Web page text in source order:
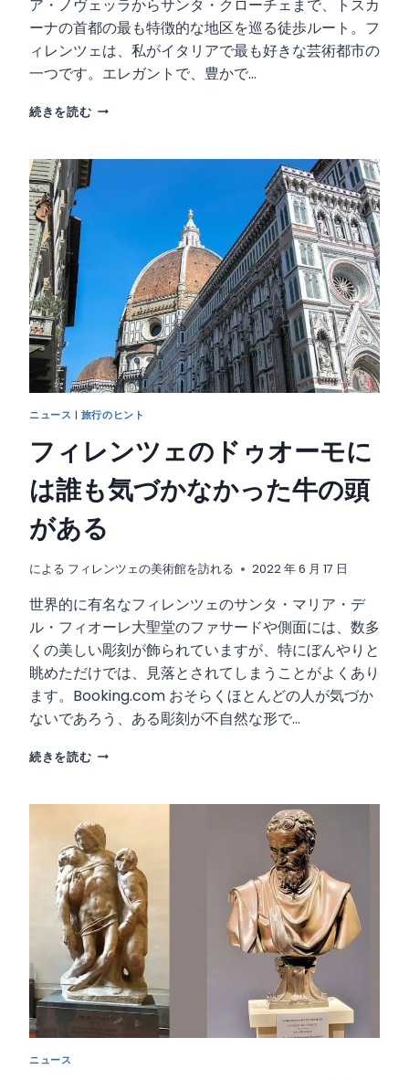
ア・ノヴェッラからサンタ・クローチェまで、トスカ
ーナの首都の最も特徴的な地区を巡る徒歩ルート。フ
ィレンツェは、私がイタリアで最も好きな芸術都市の
一つです。エレガントで、豊かで…
続きを読むフ
ン
ツ
も
の
ニュース | 旅行のヒント
フィレンツェのドゥオーモに
は誰も気づかなかった牛の頭
がある
による フィレンツェの美術館を訪れる 2022 年 6 月 17 日
世界的に有名なフィレンツェのサンタ・マリア・デ
ル・フィオーレ大聖堂のファサードや側面には、数多
くの美しい彫刻が飾られていますが、特にぼんやりと
眺めただけでは、見落とされてしまうことがよくあり
ます。Booking.com おそらくほとんどの人が気づか
ないであろう、ある彫刻が不自然な形で…
続きを読むフ
ン
ツ
ェ
の
ド
ゥ
オ
ー
モ
に
は
誰
ニュース